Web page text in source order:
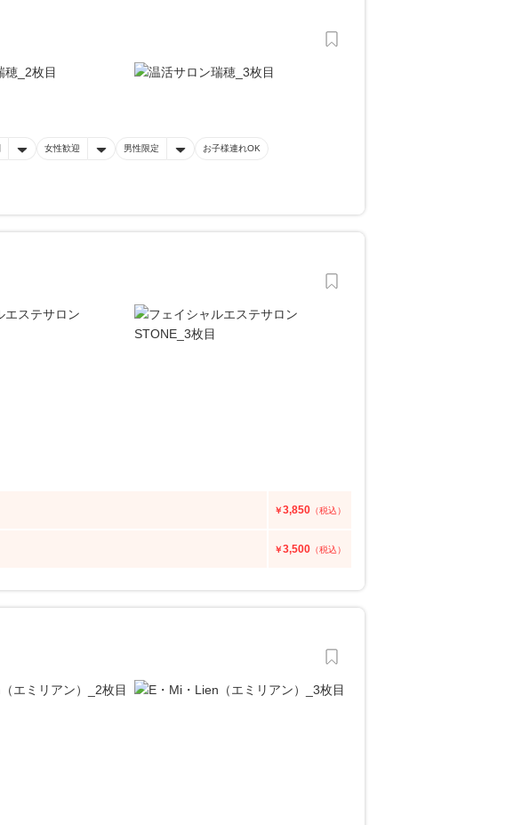
女性歓迎 男性限定 お子様連れOK
￥3,850 （税込）
￥3,500 （税込）